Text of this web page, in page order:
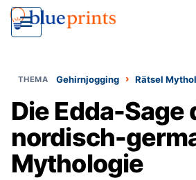
Gehirnjogging › Rätsel
Die Edda-Sage
nordisch-
Mythologie